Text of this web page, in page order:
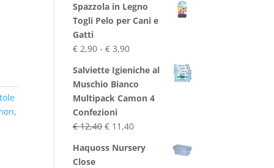
,
Spazzola in Legno
Togli Pelo per Cani e
Gatti
€ 2,90 - € 3,90Fascia
prezzo:
da
€ 2,90
€ 3,90
Salviette Igieniche al
Muschio Bianco
Multipack Camon 4
Confezioni
€12,40 Il
originale
€ 11,40Il
attuale
Haquoss Nursery
Close